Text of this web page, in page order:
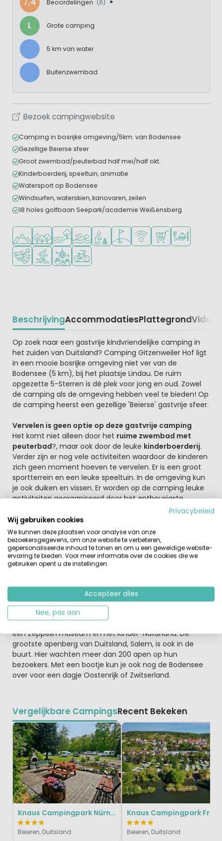
Beoordelingen (6)
L Grote camping
5 km van water
Buitenzwembad
Bezoek campingwebsite
Camping in bosrijke omgeving/5km. van Bodensee
Gezellige Beierse sfeer
Groot zwembad/peuterbad half mei/half okt.
Kinderboerderij, speeltuin, animatie
Watersport op Bodensee
Windsurfen, waterskien, kanovaren, zeilen
18 holes golfbaan Seepark/academie Weißensberg
Ligt in de heuvels/bergen
Ligt in een bosrijke omgeving
Ligt bij het water
Openlucht zwembad
Aanbevolen voor jonge kinderen
Golfbaan in de buurt
WiFi beschikbaar
Campingwinkel/
Restaurant of
Animatieprogramma
Watersportfaciliteiten
DiscotheekFietsverhuur
BeschrijvingAccommodatiesPlattegrondVideo
Beschrijving
Op zoek naar een gastvrije kindvriendelijke camping in
het zuiden van Duitsland? Camping Gitzenweiler Hof ligt
in een mooie bosrijke omgeving niet ver van de
Bodensee (5 km), bij het plaatsje Lindau. De ruim
opgezette 5-Sterren is dé plek voor jong en oud. Zowel
de camping als de omgeving hebben veel te bieden! Op
de camping heerst een gezellige 'Beierse' gastvrije sfeer.
Vervelen is geen optie op deze gastvrije camping
Het komt niet alleen door het ruime zwembad met
peuterbad?, maar ook door de leuke kinderboerderij.
Verder zijn er nog vele activiteiten waardoor de kinderen
zich geen moment hoeven te vervelen. Er is een groot
sportterrein en een leuke speeltuin. In de omgeving kun
je ook duiken en vissen. Er worden op de camping leuke
activiteiten georganiseerd door het enthousiaste
animatie-team. Voor de oudere kinderen is er zelfs een
disco. Trek van al die activiteiten? In het restaurant
staan lokale gerechten, maar ook Italiaanse maaltijden
op het menu. Gelukkig kun je na zo’n drukke dag heerlijk
tot rust komen bij de stacaravan. Af en toe hoor je het
verkeer, maar dit is nauwelijks storend.
Hier hebben waterliefhebbers alle ruimte om te
windsurfen, waterskiën, kanovaren en zeilen. Ook op
korte afstand ligt park Sealife in Konstanz, het
Ravensburger Spieleland (van de bekende bordspelen),
een Zeppelin museum en het Kinder-Naturland. De
grootste apenberg van Duitsland, Salem, is ook in de
buurt. Hier wachten meer dan 200 apen op hun
bezoekers. Met een bootje kun je ook nog de Bodensee
over voor een dagje Oostenrijk of Zwitserland.
Vergelijkbare CampingsRecent Bekeken
Knaus Campingpark Nürnberg
Beieren, Duitsland Beieren, Duitsland
Privacybeleid
Wij gebruiken cookies
We kunnen deze plaatsen voor analyse van onze
bezoekersgegevens, om onze website te verbeteren,
gepersonaliseerde inhoud te tonen en om u een geweldige website-
ervaring te bieden. Voor meer informatie over de cookies die we
gebruiken opent u de instellingen.
Accepteer alles
Nee, pas aan